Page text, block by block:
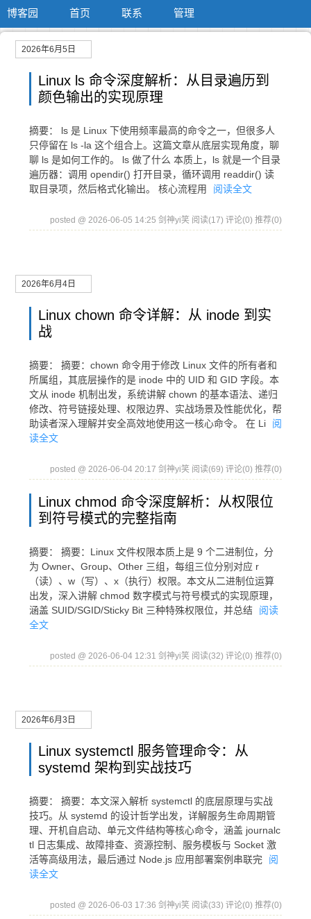
博客园 首页 联系 管理
2026年6月5日
Linux ls 命令深度解析：从目录遍历到
颜色输出的实现原理
摘要： ls 是 Linux 下使用频率最高的命令之一，但很多人
只停留在 ls -la 这个组合上。这篇文章从底层实现角度，聊
聊 ls 是如何工作的。 ls 做了什么 本质上，ls 就是一个目录
遍历器：调用 opendir() 打开目录，循环调用 readdir() 读
取目录项，然后格式化输出。 核心流程用
阅读全文
posted @ 2026-06-05 14:25 剑神yi笑 阅读(17) 评论(0) 推荐(0)
2026年6月4日
Linux chown 命令详解：从 inode 到实
战
摘要： 摘要：chown 命令用于修改 Linux 文件的所有者和
所属组，其底层操作的是 inode 中的 UID 和 GID 字段。本
文从 inode 机制出发，系统讲解 chown 的基本语法、递归
修改、符号链接处理、权限边界、实战场景及性能优化，帮
助读者深入理解并安全高效地使用这一核心命令。 在 Li
阅
读全文
posted @ 2026-06-04 20:17 剑神yi笑 阅读(69) 评论(0) 推荐(0)
Linux chmod 命令深度解析：从权限位
到符号模式的完整指南
摘要： 摘要：Linux 文件权限本质上是 9 个二进制位，分
为 Owner、Group、Other 三组，每组三位分别对应 r
（读）、w（写）、x（执行）权限。本文从二进制位运算
出发，深入讲解 chmod 数字模式与符号模式的实现原理，
涵盖 SUID/SGID/Sticky Bit 三种特殊权限位，并总结
阅读
全文
posted @ 2026-06-04 12:31 剑神yi笑 阅读(32) 评论(0) 推荐(0)
2026年6月3日
Linux systemctl 服务管理命令：从
systemd 架构到实战技巧
摘要： 摘要：本文深入解析 systemctl 的底层原理与实战
技巧。从 systemd 的设计哲学出发，详解服务生命周期管
理、开机自启动、单元文件结构等核心命令，涵盖 journalc
tl 日志集成、故障排查、资源控制、服务模板与 Socket 激
活等高级用法，最后通过 Node.js 应用部署案例串联完
阅
读全文
posted @ 2026-06-03 17:36 剑神yi笑 阅读(33) 评论(0) 推荐(0)